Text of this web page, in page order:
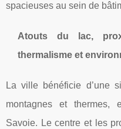
spacieuses au sein de
Atouts du lac,
thermalisme et
La ville bénéficie d’une
montagnes et
Savoie. Le centre et les